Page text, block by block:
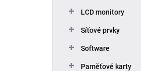
LCD monitory
Síťové prvky
Software
Paměťové karty